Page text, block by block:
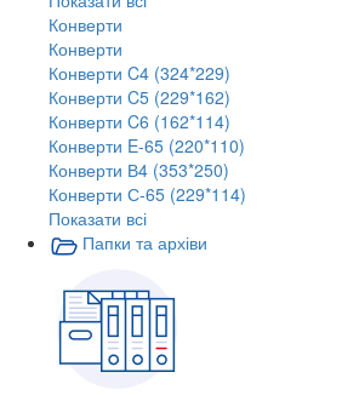
Конверти
Конверти
Конверти C4 (324*229)
Конверти C5 (229*162)
Конверти C6 (162*114)
Конверти E-65 (220*110)
Конверти В4 (353*250)
Конверти С-65 (229*114)
Показати всі
Папки та архіви